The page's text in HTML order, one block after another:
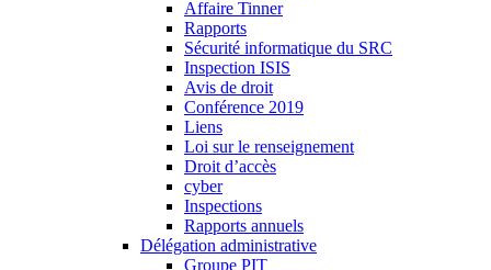
Affaire Tinner
Rapports
Sécurité informatique du SRC
Inspection ISIS
Avis de droit
Conférence 2019
Liens
Loi sur le renseignement
Droit d’accès
cyber
Inspections
Rapports annuels
Délégation administrative
Groupe PIT